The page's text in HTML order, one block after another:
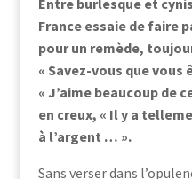
Entre burlesque et
France essaie de faire
pour un remède,
« Savez-vous que vous
« J’aime beaucoup de
en creux, « Il y a
à l’argent … ».
Sans verser dans